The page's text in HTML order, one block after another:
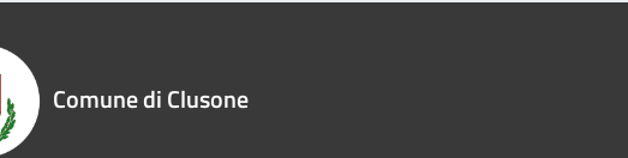
Comune di Clusone